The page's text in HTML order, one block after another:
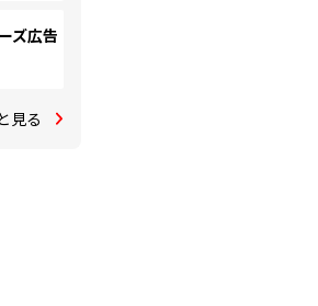
ズ広告
見る